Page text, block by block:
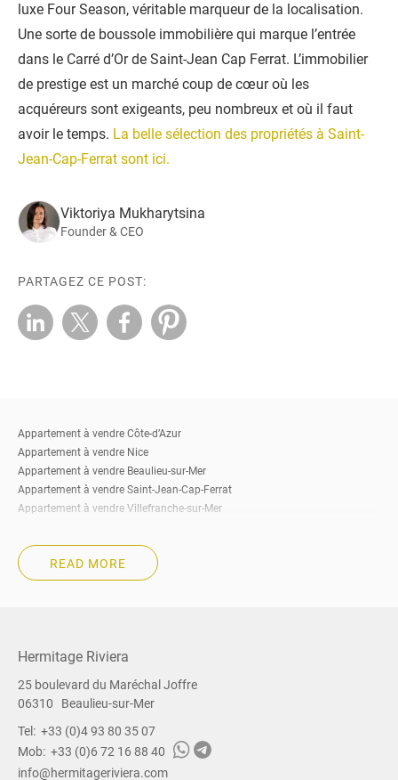
luxe Four Season, véritable marqueur de la localisation.
Une sorte de boussole immobilière qui marque l’entrée
dans le Carré d’Or de Saint-Jean Cap Ferrat. L’immobilier
de prestige est un marché coup de cœur où les
acquéreurs sont exigeants, peu nombreux et où il faut
avoir le temps. La belle sélection des propriétés à Saint-
Jean-Cap-Ferrat sont ici.
Viktoriya Mukharytsina
Founder & CEO
PARTAGEZ CE POST:
Appartement à vendre Côte-d’Azur
Appartement à vendre Nice
Appartement à vendre Beaulieu-sur-Mer
Appartement à vendre Saint-Jean-Cap-Ferrat
Appartement à vendre Villefranche-sur-Mer
Appartement à vendre Cap-d’Ail
Appartement à vendre Roquebrune-Cap-Martin
Appartement à vendre Beausoleil
Appartement à vendre Sud de la France
Immobilier à vendre Côte-d’Azur
Immobilier à vendre Nice
Immobilier à vendre Beaulieu-sur-Mer
Immobilier à vendre Saint-Jean-Cap-Ferrat
Immobilier à vendre Villefranche-sur-Mer
READ MORE
Hermitage Riviera
25 boulevard du Maréchal Joffre
06310
Beaulieu-sur-Mer
Tel: +33 (0)4 93 80 35 07
Mob: +33 (0)6 72 16 88 40
info@hermitageriviera.com